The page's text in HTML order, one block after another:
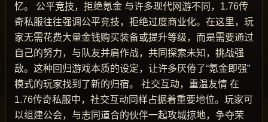
忆。 公平竞技，拒绝氪金 与许多现代网游不同，1.76传
奇私服往往强调公平竞技，拒绝过度商业化。在这里，玩
家无需花费大量金钱购买装备或提升等级，而是需要通过
自己的努力，与队友并肩作战，共同探索未知，挑战强
敌。这种回归游戏本质的设定，让许多厌倦了“氪金即强”
模式的玩家找到了新的归宿。 社交互动，重温友情 在
1.76传奇私服中，社交互动同样占据着重要地位。玩家可
以组建公会，与志同道合的伙伴一起攻城掠地，争夺荣